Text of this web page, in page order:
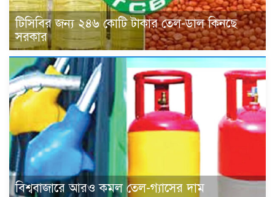
টিসিবির জন্য ২৪৬ কোটি টাকার তেল-ডাল কিনছে
সরকার
বিশ্ববাজারে আরও কমল তেল-গ্যাসের দাম